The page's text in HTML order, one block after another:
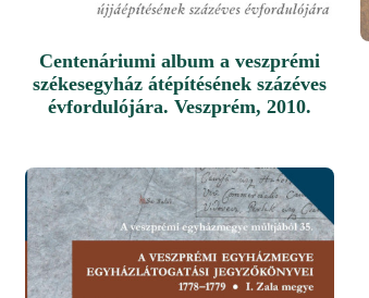
Centenáriumi album a veszprémi
székesegyház átépítésének százéves
évfordulójára. Veszprém, 2010.